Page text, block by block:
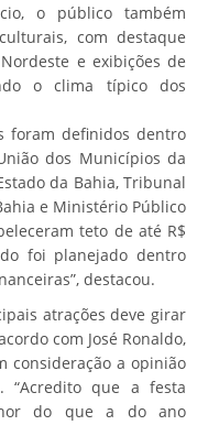
o público também
com destaque
e exibições de
o clima típico dos
foram definidos dentro
dos Municípios da
da Bahia, Tribunal
e Ministério Público
teto de até R$
foi planejado dentro
destacou.
atrações deve girar
com José Ronaldo,
consideração a opinião
“Acredito que a festa
do que a do ano